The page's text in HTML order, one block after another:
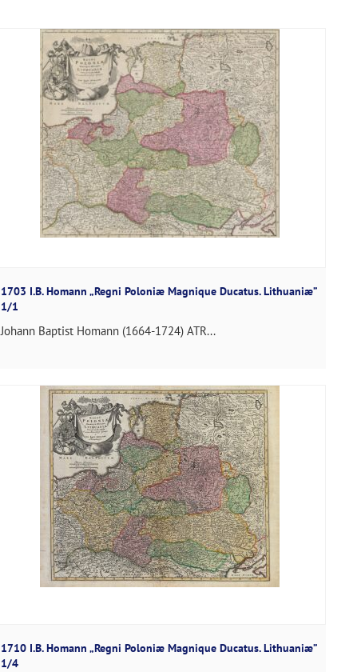
1703 I.B. Homann „Regni Poloniæ Magnique Ducatus. Lithuaniæ”
1/1
Johann Baptist Homann (1664-1724) ATR...
1710 I.B. Homann „Regni Poloniæ Magnique Ducatus. Lithuaniæ”
1/4